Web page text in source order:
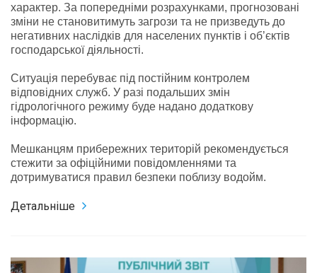
характер. За попередніми розрахунками, прогнозовані
зміни не становитимуть загрози та не призведуть до
негативних наслідків для населених пунктів і об’єктів
господарської діяльності.
Ситуація перебуває під постійним контролем
відповідних служб. У разі подальших змін
гідрологічного режиму буде надано додаткову
інформацію.
Мешканцям прибережних територій рекомендується
стежити за офіційними повідомленнями та
дотримуватися правил безпеки поблизу водойм.
Детальніше